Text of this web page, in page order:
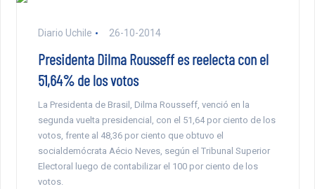
Diario Uchile 26-10-2014
Presidenta Dilma Rousseff es reelecta con el
51,64% de los votos
La Presidenta de Brasil, Dilma Rousseff, venció en la
segunda vuelta presidencial, con el 51,64 por ciento de los
votos, frente al 48,36 por ciento que obtuvo el
socialdemócrata Aécio Neves, según el Tribunal Superior
Electoral luego de contabilizar el 100 por ciento de los
votos.